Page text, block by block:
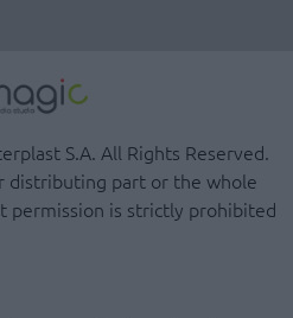
S.A. All Rights Reserved.
distributing part or the whole
is strictly prohibited